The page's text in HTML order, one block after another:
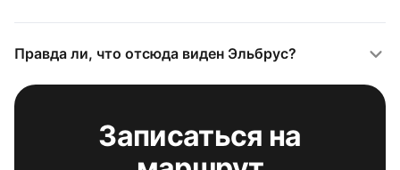
Правда ли, что отсюда виден Эльбрус?
Записаться на